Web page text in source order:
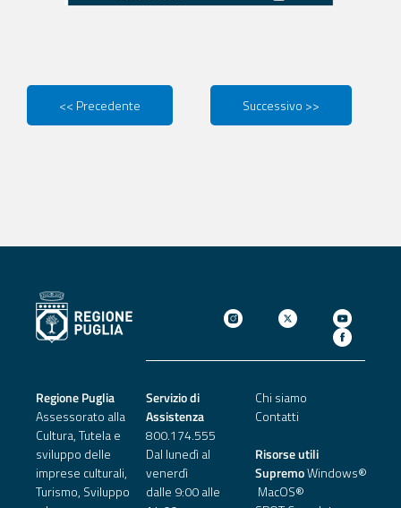
<< Precedente Successivo >>
Regione Puglia
Assessorato alla
Cultura, Tutela e
sviluppo delle
imprese culturali,
Turismo, Sviluppo
Servizio di
Assistenza
800.174.555
Dal lunedì al
venerdì
dalle 9:00 alle
Chi siamo
Contatti
Risorse utili
SupremoWindows®
MacOS®